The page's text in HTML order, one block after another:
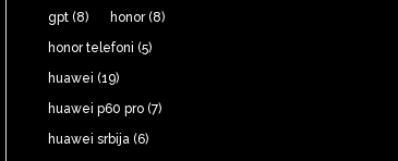
gpt (8) honor(8)
honor telefoni (5)
huawei (19)
huawei p60 pro (7)
huawei srbija (6)